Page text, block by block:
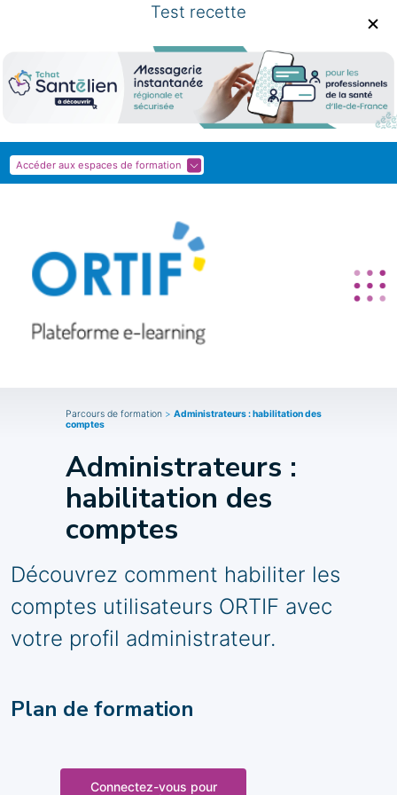
Test recette
Accéder aux espaces de formation
Parcours de formation > Administrateurs : habilitation des
comptes
Administrateurs :
habilitation des
comptes
Découvrez comment habiliter les
comptes utilisateurs ORTIF avec
votre profil administrateur.
Plan de formation
Connectez-vous pour